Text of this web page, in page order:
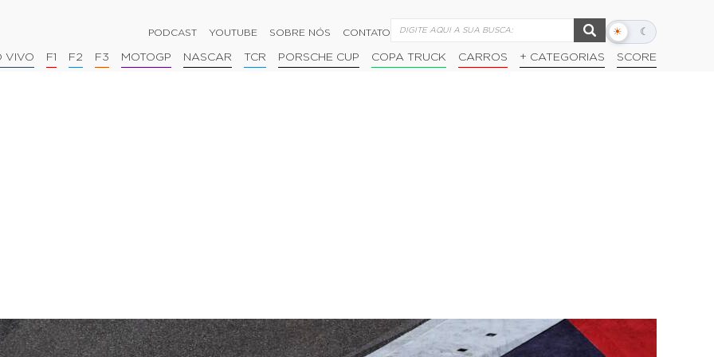
PODCAST YOUTUBE SOBRE NÓS CONTATO ☀ ☾
Alternar
escuro
VIVO F1 F2 F3 MOTOGP NASCAR TCR PORSCHE CUP COPA TRUCK CARROS + CATEGORIAS SCORE